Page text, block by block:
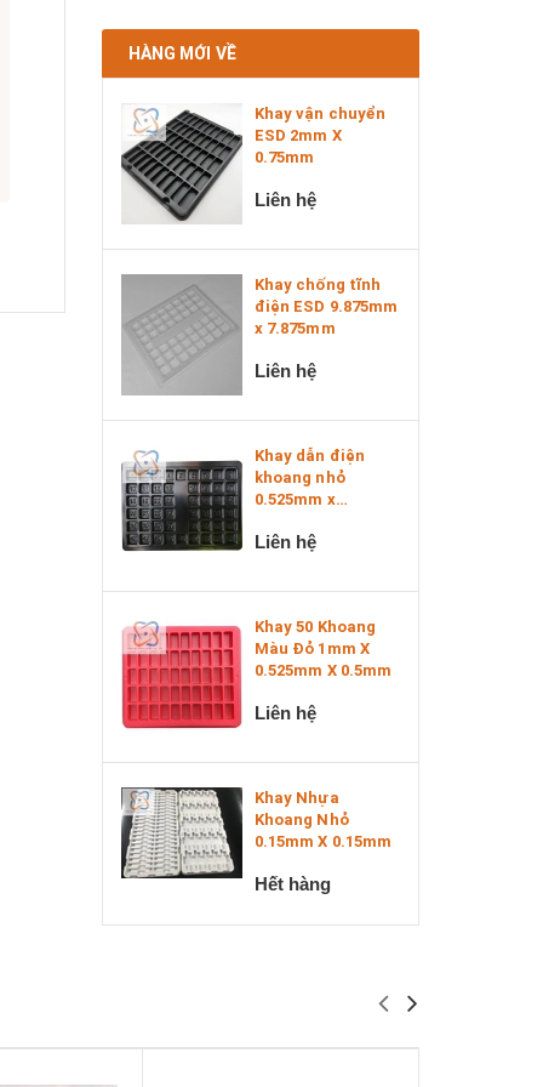
HÀNG MỚI VỀ
Khay vận chuyển
ESD 2mm X
0.75mm
Liên hệ
Khay chống tĩnh
điện ESD 9.875mm
x 7.875mm
Liên hệ
Khay dẫn điện
khoang nhỏ
0.525mm x
Liên hệ
Khay 50 Khoang
Màu Đỏ 1mm X
0.525mm X 0.5mm
Liên hệ
Khay Nhựa
Khoang Nhỏ
0.15mm X 0.15mm
Hết hàng